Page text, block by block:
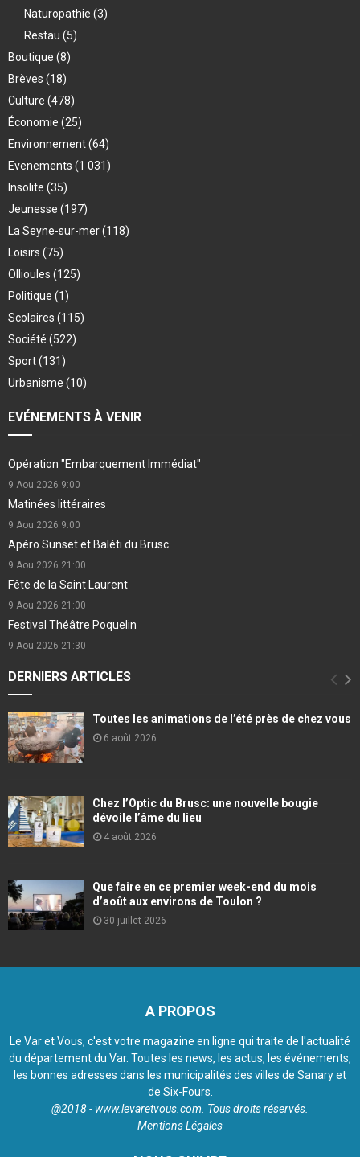
Naturopathie (3)
Restau (5)
Boutique (8)
Brèves (18)
Culture (478)
Économie (25)
Environnement(64)
Evenements (1 031)
Insolite (35)
Jeunesse (197)
La Seyne-sur-mer(118)
Loisirs (75)
Ollioules (125)
Politique (1)
Scolaires (115)
Société (522)
Sport(131)
Urbanisme (10)
EVÉNEMENTS À VENIR
Opération "Embarquement Immédiat"
9 Aou 2026 9:00
Matinées littéraires
9 Aou 2026 9:00
Apéro Sunset et Baléti du Brusc
9 Aou 2026 21:00
Fête de la Saint Laurent
9 Aou 2026 21:00
Festival Théâtre Poquelin
9 Aou 2026 21:30
DERNIERS ARTICLES
Toutes les animations de l’été près de chez vous
6 août 2026
Chez l’Optic du Brusc: une nouvelle bougie
dévoile l’âme du lieu
4 août 2026
Que faire en ce premier week-end du mois
d’août aux environs de Toulon ?
30 juillet 2026
A PROPOS
Le Var et Vous, c'est votre magazine en ligne qui traite de l'actualité
du département du Var. Toutes les news, les actus, les événements,
les bonnes adresses dans les municipalités des villes de Sanary et
de Six-Fours.
@2018 - www.levaretvous.com. Tous droits réservés.
Mentions Légales